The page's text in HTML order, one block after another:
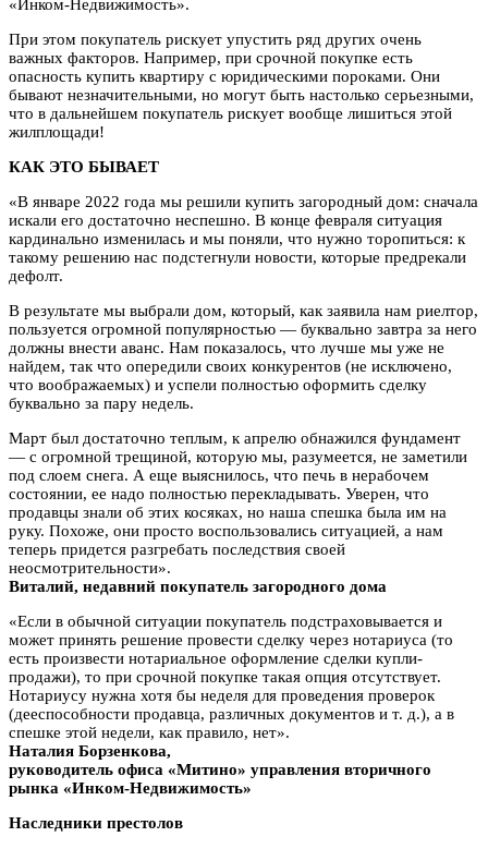
«Инком-Недвижимость».
При этом покупатель рискует упустить ряд других очень
важных факторов. Например, при срочной покупке есть
опасность купить квартиру с юридическими пороками. Они
бывают незначительными, но могут быть настолько серьезными,
что в дальнейшем покупатель рискует вообще лишиться этой
жилплощади!
КАК ЭТО БЫВАЕТ
«В январе 2022 года мы решили купить загородный дом: сначала
искали его достаточно неспешно. В конце февраля ситуация
кардинально изменилась и мы поняли, что нужно торопиться: к
такому решению нас подстегнули новости, которые предрекали
дефолт.
В результате мы выбрали дом, который, как заявила нам риелтор,
пользуется огромной популярностью — буквально завтра за него
должны внести аванс. Нам показалось, что лучше мы уже не
найдем, так что опередили своих конкурентов (не исключено,
что воображаемых) и успели полностью оформить сделку
буквально за пару недель.
Март был достаточно теплым, к апрелю обнажился фундамент
— с огромной трещиной, которую мы, разумеется, не заметили
под слоем снега. А еще выяснилось, что печь в нерабочем
состоянии, ее надо полностью перекладывать. Уверен, что
продавцы знали об этих косяках, но наша спешка была им на
руку. Похоже, они просто воспользовались ситуацией, а нам
теперь придется разгребать последствия своей
неосмотрительности».
Виталий, недавний покупатель загородного дома
«Если в обычной ситуации покупатель подстраховывается и
может принять решение провести сделку через нотариуса (то
есть произвести нотариальное оформление сделки купли-
продажи), то при срочной покупке такая опция отсутствует.
Нотариусу нужна хотя бы неделя для проведения проверок
(дееспособности продавца, различных документов и т. д.), а в
спешке этой недели, как правило, нет».
Наталия Борзенкова,
руководитель офиса «Митино» управления вторичного
рынка «Инком-Недвижимость»
Наследники престолов